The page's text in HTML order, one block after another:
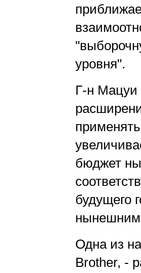
уровня".
Г-н Мацуи
бюджет
будущего
Одна из
Brother, -